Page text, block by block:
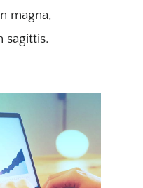
magna,
sagittis.